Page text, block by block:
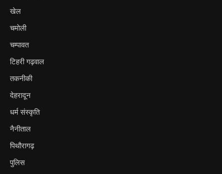
खेल
चमोली
चम्पावत
टिहरी गढ़वाल
तकनीकी
देहरादून
धर्म संस्कृति
नैनीताल
पिथौरागढ़
पुलिस